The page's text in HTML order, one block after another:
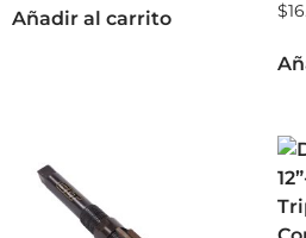
Añadir al carrito $